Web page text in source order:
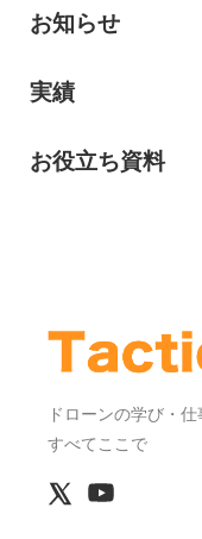
お知らせ
実績
お役立ち資料
ドローンの学び・
すべてここで